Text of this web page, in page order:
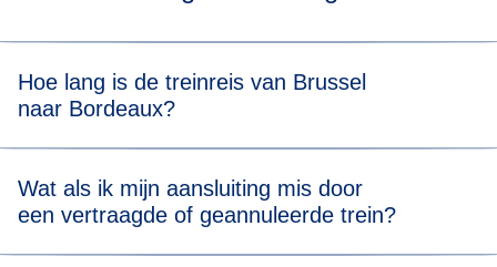
Hoe lang is de treinreis van Brussel
naar Bordeaux?
overstap 5 uur 31 min.
Wat als ik mijn aansluiting mis door
een vertraagde of geannuleerde trein?